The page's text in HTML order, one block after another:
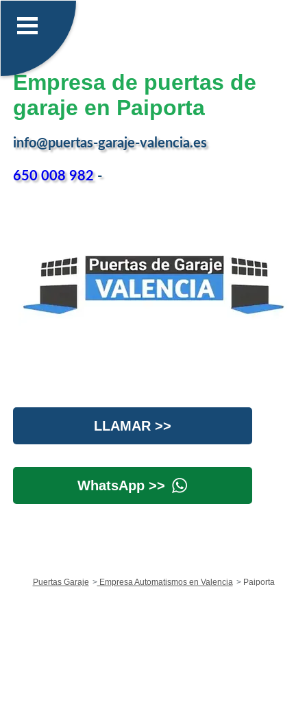
Empresa de puertas de
garaje en Paiporta
info@puertas-garaje-valencia.es
650 008 982-
LLAMAR >>
WhatsApp >>
Puertas Garaje Empresa Automatismos en Valencia Paiporta